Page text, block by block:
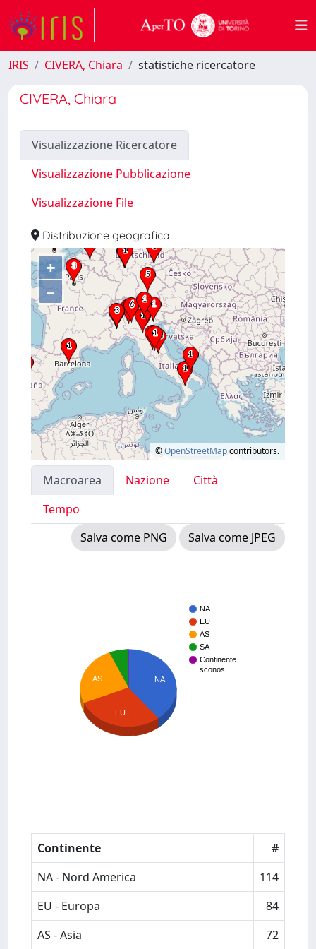
IRIS CIVERA, Chiara statistiche ricercatore
CIVERA, Chiara
Visualizzazione Ricercatore
Visualizzazione Pubblicazione
Visualizzazione File
Distribuzione geografica
+
–
©OpenStreetMapcontributors.
Macroarea Nazione
Città
Tempo
Salva come PNG
Salva come JPEG
NA
EU
AS
SA
Continente
sconos…
NA
AS
EU
Continente
#
NA - Nord America
114
EU - Europa
84
AS - Asia
72